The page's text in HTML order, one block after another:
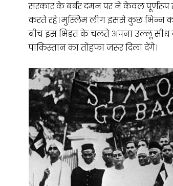
सरकार के बर्बर दमन पर ने केवल पूर्णरूप
करते रहे। मुस्लिम लीग इससे कुछ भिन्न
बीच इस भिड़त के चलते अपना उल्लू सीध
पाकिस्तान का तोहफा जरूर दिला देंगे।